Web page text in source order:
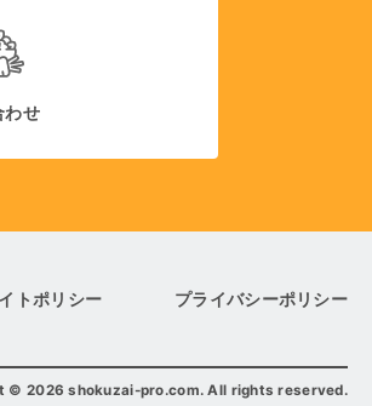
わせ
トポリシー プライバシーポリシー
© 2026 shokuzai-pro.com. All rights reserved.